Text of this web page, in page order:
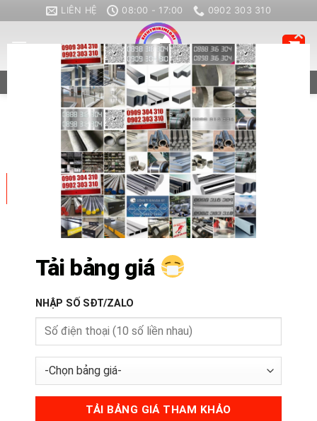
qua
nội
LIÊN HỆ 08:00 - 17:00 0902 303 310
ZALO CALL
LƯU TRỮ DANH MỤC:NHÔM
Giá Nhôm V-1461: Bảng Giá Mới Nhất, Mua Ở Đâu Rẻ, Ứng
Dụng
Giá Nhôm V-1461 là một yếu tố then chốt ảnh hưởng trực tiếp
đến chi [...]
Tải bảng giá
NHẬP SỐ SĐT/ZALO